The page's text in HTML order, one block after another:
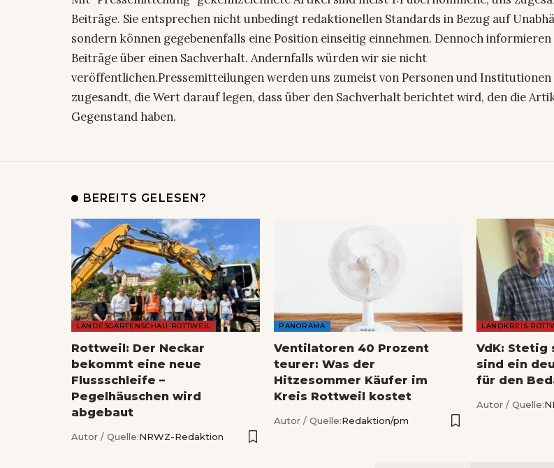
Beiträge. Sie entsprechen nicht unbedingt redaktionellen Standards in Bezug auf
sondern können gegebenenfalls eine Position einseitig einnehmen. Dennoch informieren
Beiträge über einen Sachverhalt. Andernfalls würden wir sie nicht
veröffentlichen.Pressemitteilungen werden uns zumeist von Personen und Institutionen
zugesandt, die Wert darauf legen, dass über den Sachverhalt berichtet wird, den die
Gegenstand haben.
BEREITS GELESEN?
LANDESGARTENSCHAU ROTTWEIL
Rottweil: Der Neckar
bekommt eine neue
Flussschleife –
Pegelhäuschen wird
abgebaut
Autor / Quelle:NRWZ-Redaktion
PANORAMA
Ventilatoren 40 Prozent
teurer: Was der
Hitzesommer Käufer im
Kreis Rottweil kostet
Autor / Quelle:Redaktion/pm
LANDKREIS
VdK: Stetig
sind ein
für den
Autor / Quelle: